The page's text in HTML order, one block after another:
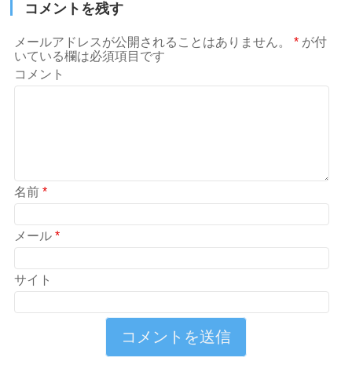
コメントを残す
メールアドレスが公開されることはありません。 * が付
いている欄は必須項目です
コメント
名前*
メール*
サイト